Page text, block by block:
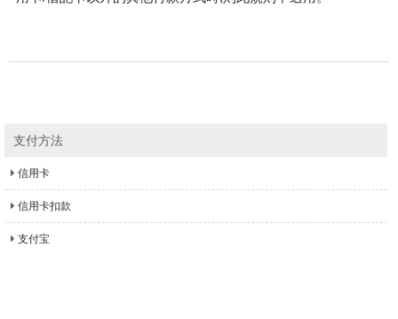
支付方法
信用卡
信用卡扣款
支付宝